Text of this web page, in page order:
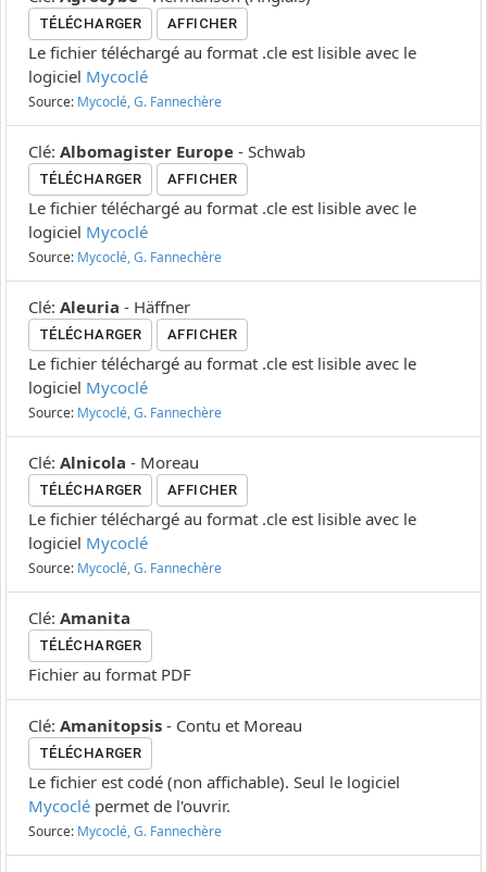
TÉLÉCHARGER AFFICHER
Le fichier téléchargé au format .cle est lisible avec le
logiciel Mycoclé
Source: Mycoclé, G. Fannechère
Clé: Albomagister Europe - Schwab
TÉLÉCHARGER AFFICHER
Le fichier téléchargé au format .cle est lisible avec le
logiciel Mycoclé
Source: Mycoclé, G. Fannechère
Clé: Aleuria - Häffner
TÉLÉCHARGER AFFICHER
Le fichier téléchargé au format .cle est lisible avec le
logiciel Mycoclé
Source: Mycoclé, G. Fannechère
Clé: Alnicola - Moreau
TÉLÉCHARGER AFFICHER
Le fichier téléchargé au format .cle est lisible avec le
logiciel Mycoclé
Source: Mycoclé, G. Fannechère
Clé: Amanita
TÉLÉCHARGER
Fichier au format PDF
Clé: Amanitopsis - Contu et Moreau
TÉLÉCHARGER
Le fichier est codé (non affichable). Seul le logiciel
Mycoclé permet de l'ouvrir.
Source: Mycoclé, G. Fannechère